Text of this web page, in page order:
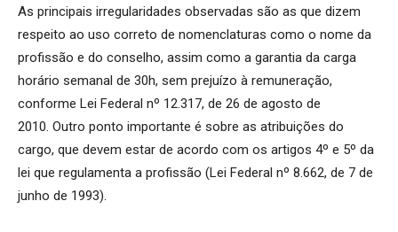
As principais irregularidades observadas são as que dizem
respeito ao uso correto de nomenclaturas como o nome da
profissão e do conselho, assim como a garantia da carga
horário semanal de 30h, sem prejuízo à remuneração,
conforme Lei Federal nº 12.317, de 26 de agosto de
2010. Outro ponto importante é sobre as atribuições do
cargo, que devem estar de acordo com os artigos 4º e 5º da
lei que regulamenta a profissão (Lei Federal nº 8.662, de 7 de
junho de 1993).